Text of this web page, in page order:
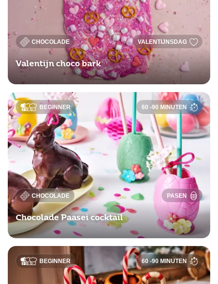
CHOCOLADE VALENTIJNSDAG
Valentijn choco bark
BEGINNER
CHOCOLADE
60 -90 MINUTEN
PASEN
Chocolade Paasei cocktail
BEGINNER 60 -90 MINUTEN